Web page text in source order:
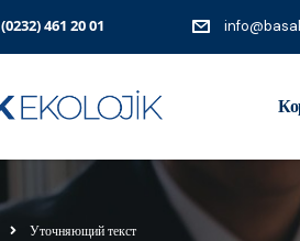
(0232) 461 20 01
Уточняющий текст